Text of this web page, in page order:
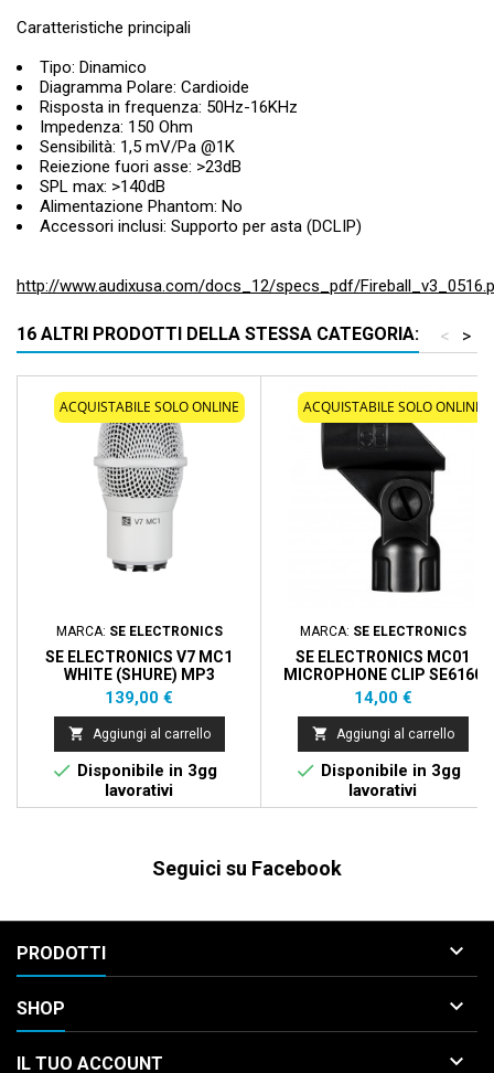
Caratteristiche principali
Tipo: Dinamico
Diagramma Polare: Cardioide
Risposta in frequenza: 50Hz-16KHz
Impedenza: 150 Ohm
Sensibilità: 1,5 mV/Pa @1K
Reiezione fuori asse: >23dB
SPL max: >140dB
Alimentazione Phantom: No
Accessori inclusi: Supporto per asta (DCLIP)
http://www.audixusa.com/docs_12/specs_pdf/
16 ALTRI PRODOTTI DELLA STESSA CATEGORIA: >
<
ACQUISTABILE SOLO ONLINE
MARCA: SE ELECTRONICS
SE ELECTRONICS V7 MC1
WHITE (SHURE) MP3
Prezzo
139,00 €
 Aggiungi al carrello
 Disponibile in 3gg
lavorativi
ACQUISTABILE SOLO ONLINE
MARCA: SE ELECTRONICS
SE ELECTRONICS MC01
MICROPHONE CLIP SE6160
Prezzo
14,00 €
 Aggiungi al carrello
 Disponibile in 3gg
lavorativi
Seguici su Facebook
PRODOTTI 
SHOP 
IL TUO ACCOUNT 